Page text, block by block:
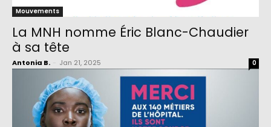
Mouvements
La MNH nomme Éric Blanc-Chaudier
à sa tête
Antonia B. Jan 21, 2025 0